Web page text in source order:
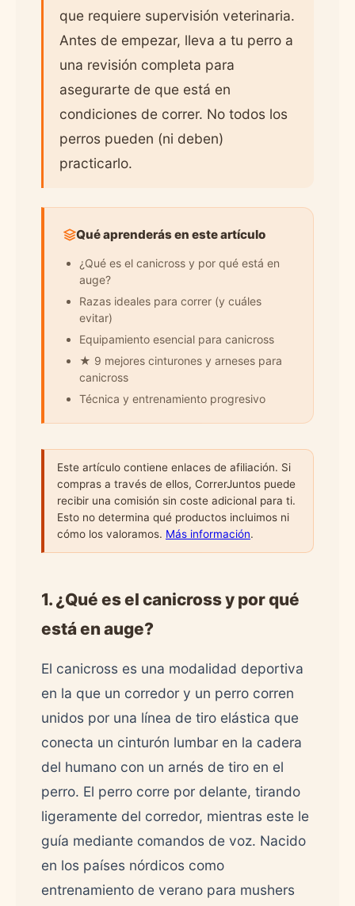
que requiere supervisión veterinaria.
Antes de empezar, lleva a tu perro a
una revisión completa para
asegurarte de que está en
condiciones de correr. No todos los
perros pueden (ni deben)
practicarlo.
Qué aprenderás en este artículo
¿Qué es el canicross y por qué está en
auge?
Razas ideales para correr (y cuáles
evitar)
Equipamiento esencial para canicross
★ 9 mejores cinturones y arneses para
canicross
Técnica y entrenamiento progresivo
Este artículo contiene enlaces de afiliación. Si
compras a través de ellos, CorrerJuntos puede
recibir una comisión sin coste adicional para ti.
Esto no determina qué productos incluimos ni
cómo los valoramos. Más información.
1. ¿Qué es el canicross y por qué
está en auge?
El canicross es una modalidad deportiva
en la que un corredor y un perro corren
unidos por una línea de tiro elástica que
conecta un cinturón lumbar en la cadera
del humano con un arnés de tiro en el
perro. El perro corre por delante, tirando
ligeramente del corredor, mientras este le
guía mediante comandos de voz. Nacido
en los países nórdicos como
entrenamiento de verano para mushers